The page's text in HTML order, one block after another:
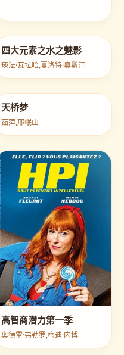
四大元素之水之魅影
瑛法·瓦拉哈,夏洛特·奥斯汀
天桥梦
茹萍,邢岷山
高智商潜力第一季